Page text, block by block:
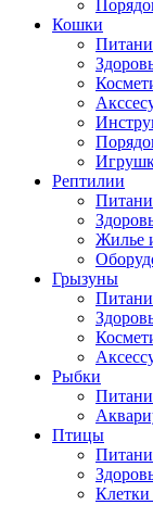
Кошки
Рептилии
Жилье
Грызуны
Рыбки
Птицы
Клетки